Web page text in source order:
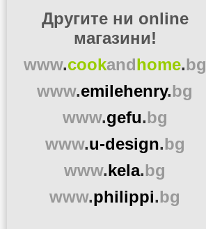
Другите ни online
магазини!
www.cookandhome.bg
www.emilehenry.bg
www.gefu.bg
www.u-design.bg
www.kela.bg
www.philippi.bg